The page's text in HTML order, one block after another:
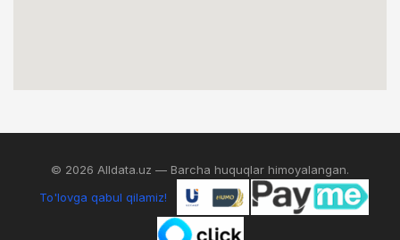
© 2026 Alldata.uz — Barcha huquqlar himoyalangan.
To'lovga qabul qilamiz!